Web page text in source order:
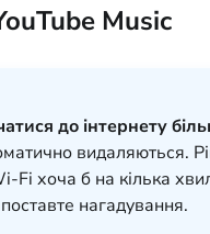
Music
до інтернету
видаляються.
Fi хоча б на кілька
нагадування.